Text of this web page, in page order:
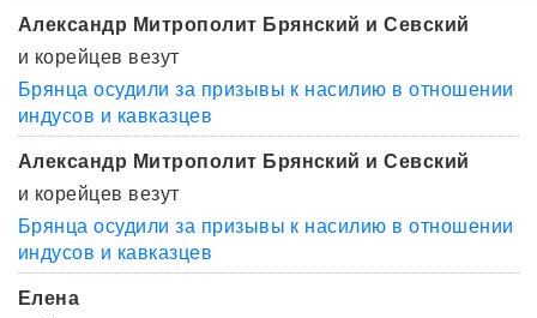
Александр Митрополит Брянский и Севский
и корейцев везут
Брянца осудили за призывы к насилию в отношении
индусов и кавказцев
Александр Митрополит Брянский и Севский
и корейцев везут
Брянца осудили за призывы к насилию в отношении
индусов и кавказцев
Елена